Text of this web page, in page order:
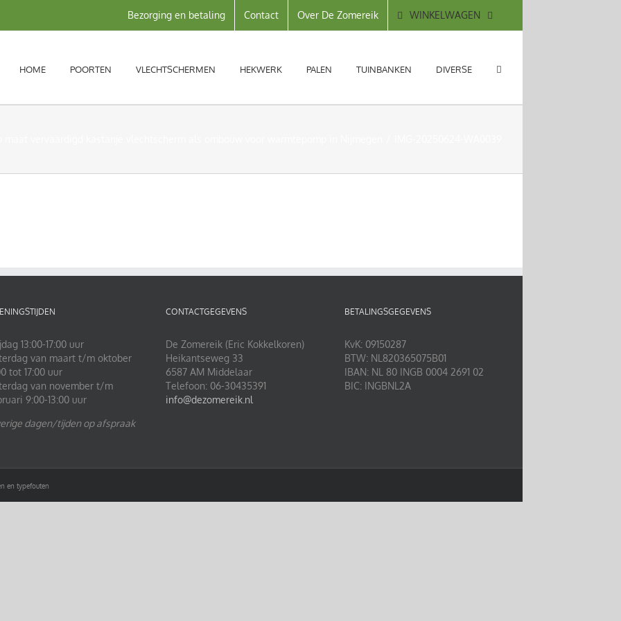
Bezorging en betaling Contact Over De Zomereik WINKELWAGEN
HOME POORTEN VLECHTSCHERMEN HEKWERK PALEN TUINBANKEN DIVERSE
13:00-17:00 uur
van maart t/m oktober
tot 17:00 uur
van november t/m
9:00-13:00 uur
dagen/tijden op afspraak
CONTACTGEGEVENS
De Zomereik (Eric Kokkelkoren)
Heikantseweg 33
6587 AM Middelaar
Telefoon: 06-30435391
info@dezomereik.nl
BETALINGSGEGEVENS
KvK: 09150287
BTW: NL820365075B01
IBAN: NL 80 INGB 0004 2691 02
BIC: INGBNL2A
en typefouten